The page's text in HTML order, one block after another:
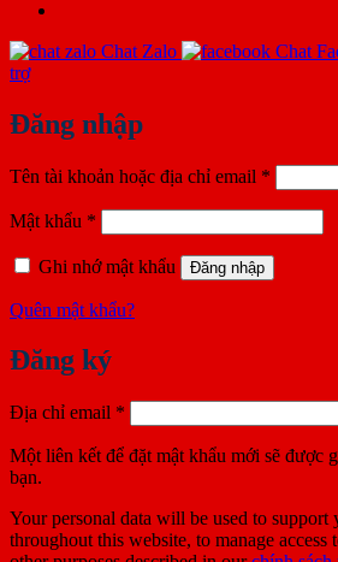
Chat Zalo Chat
trợ
Đăng nhập
Tên tài khoản hoặc địa chỉ email *
buộc
Mật khẩu *
buộc
Ghi nhớ mật khẩu
Đăng nhập
Quên mật khẩu?
Đăng ký
Địa chỉ email *
buộc
Một liên kết để đặt mật khẩu mới sẽ được
bạn.
Your personal data will be used to support
throughout this website, to manage